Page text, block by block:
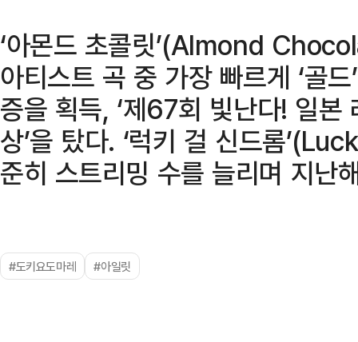
‘아몬드 초콜릿’(Almond
아티스트 곡 중 가장 빠르게 ‘골
증을 획득, ‘제67회 빛난다! 일본
상’을 탔다. ‘럭키 걸 신드롬
준히 스트리밍 수를 늘리며 지난
#도키요도마레 #아일릿